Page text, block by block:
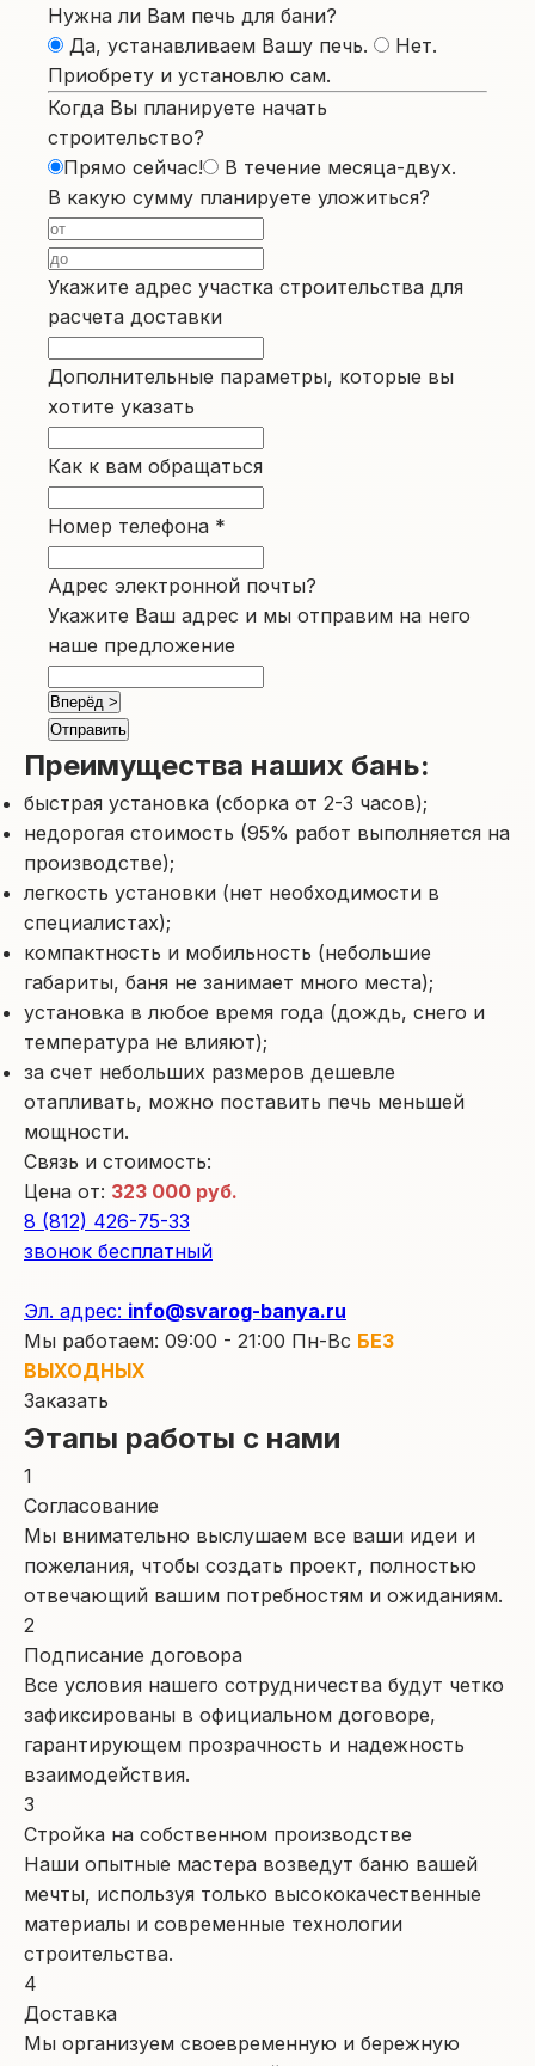
Нужна ли Вам печь для бани?
Да, устанавливаем Вашу печь.
Нет.
Приобрету и установлю сам.
Когда Вы планируете начать
строительство?
Прямо сейчас!
В течение месяца-двух.
В какую сумму планируете уложиться?
Укажите адрес участка строительства для
расчета доставки
Дополнительные параметры, которые вы
хотите указать
Как к вам обращаться
Номер телефона *
Адрес электронной почты?
Укажите Ваш адрес и мы отправим на него
наше предложение
Вперёд >
Преимущества наших бань:
быстрая установка (сборка от 2-3 часов);
недорогая стоимость (95% работ выполняется на
производстве);
легкость установки (нет необходимости в
специалистах);
компактность и мобильность (небольшие
габариты, баня не занимает много места);
установка в любое время года (дождь, снего и
температура не влияют);
за счет небольших размеров дешевле
отапливать, можно поставить печь меньшей
мощности.
Связь и стоимость:
Цена от: 323 000 руб.
8 (812) 426-75-33
звонок бесплатный
Эл. адрес: info@svarog-banya.ru
Мы работаем: 09:00 - 21:00 Пн-Вс БЕЗ
ВЫХОДНЫХ
Заказать
Этапы работы с нами
1
Согласование
Мы внимательно выслушаем все ваши идеи и
пожелания, чтобы создать проект, полностью
отвечающий вашим потребностям и ожиданиям.
2
Подписание договора
Все условия нашего сотрудничества будут четко
зафиксированы в официальном договоре,
гарантирующем прозрачность и надежность
взаимодействия.
3
Стройка на собственном производстве
Наши опытные мастера возведут баню вашей
мечты, используя только высококачественные
материалы и современные технологии
строительства.
4
Доставка
Мы организуем своевременную и бережную